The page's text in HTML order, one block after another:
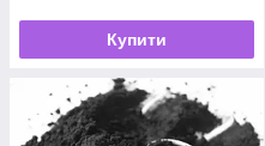
Купити